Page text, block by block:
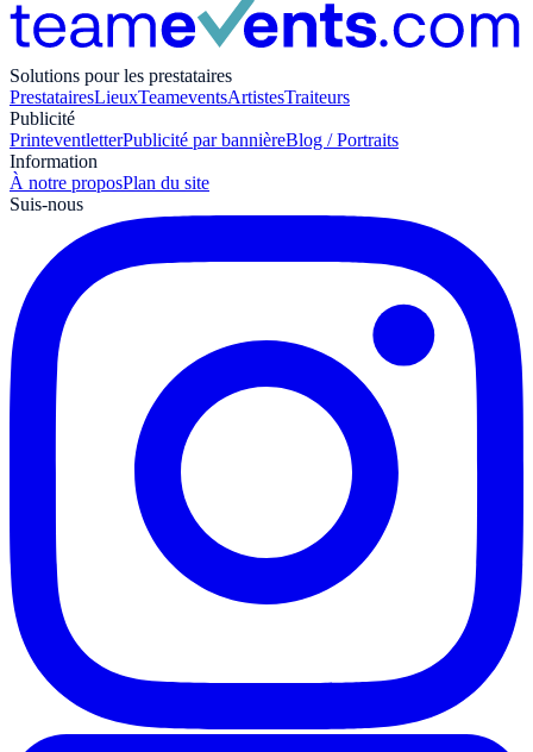
Solutions pour les prestataires
PrestatairesLieuxTeameventsArtistesTraiteurs
Publicité
PrinteventletterPublicité par bannièreBlog / Portraits
Information
À notre proposPlan du site
Suis-nous